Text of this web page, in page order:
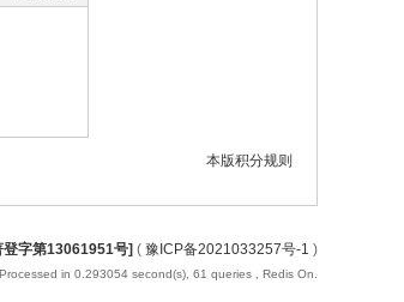
本版积分规则
字第13061951号] ( 豫ICP备2021033257号-1 )
in 0.293054 second(s), 61 queries , Redis On.